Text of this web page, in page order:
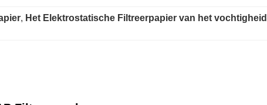
, Het Elektrostatische Filtreerpapier van het